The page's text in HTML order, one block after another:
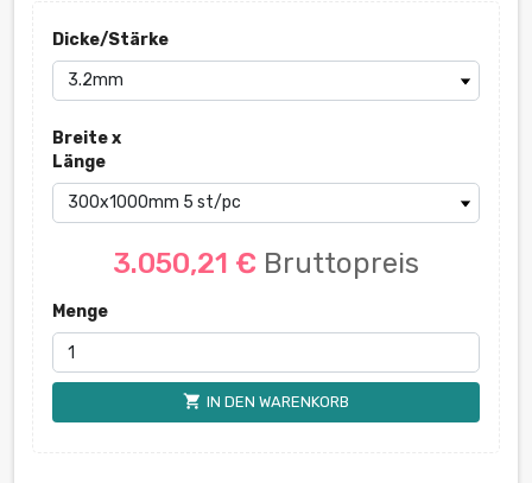
Dicke/Stärke
Breite x
Länge
3.050,21 € Bruttopreis
Menge
shopping_cart IN DEN WARENKORB